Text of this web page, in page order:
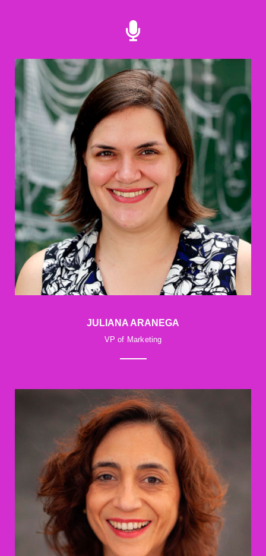
JULIANA ARANEGA
VP of Marketing